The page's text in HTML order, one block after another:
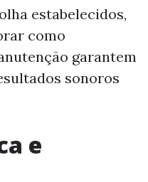
estabelecidos,
como
garantem
sonoros
e